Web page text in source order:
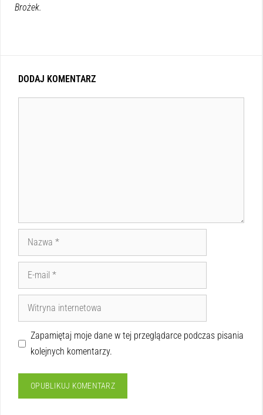
Brożek.
DODAJ KOMENTARZ
Zapamiętaj moje dane w tej przeglądarce podczas pisania
kolejnych komentarzy.